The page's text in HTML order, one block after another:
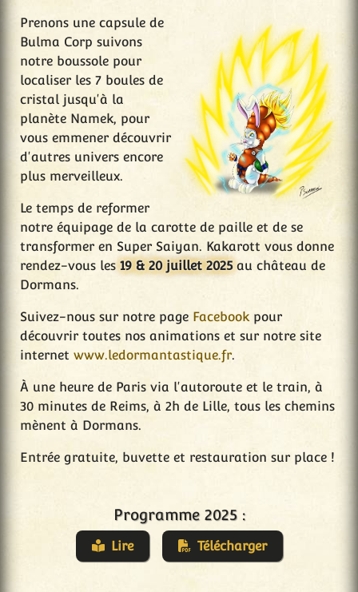
Prenons une capsule de
Bulma Corp suivons
notre boussole pour
localiser les 7 boules de
cristal jusqu'à la
planète Namek, pour
vous emmener découvrir
d'autres univers encore
plus merveilleux.
Le temps de reformer
notre équipage de la carotte de paille et de se
transformer en Super Saiyan. Kakarott vous donne
rendez-vous les 19 & 20 juillet 2025au château de
Dormans.
Suivez-nous sur notre page Facebookpour
découvrir toutes nos animations et sur notre site
internet www.ledormantastique.fr.
À une heure de Paris via l'autoroute et le train, à
30 minutes de Reims, à 2h de Lille, tous les chemins
mènent à Dormans.
Entrée gratuite, buvette et restauration sur place !
Programme 2025 :
Lire Télécharger